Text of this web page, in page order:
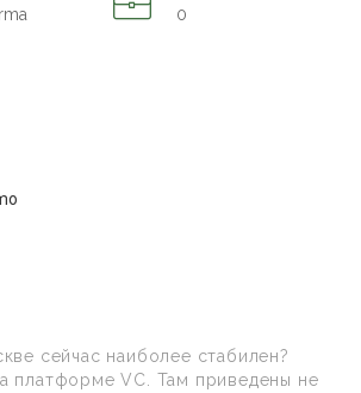
0
сейчас наиболее стабилен?
платформе VC. Там приведены не